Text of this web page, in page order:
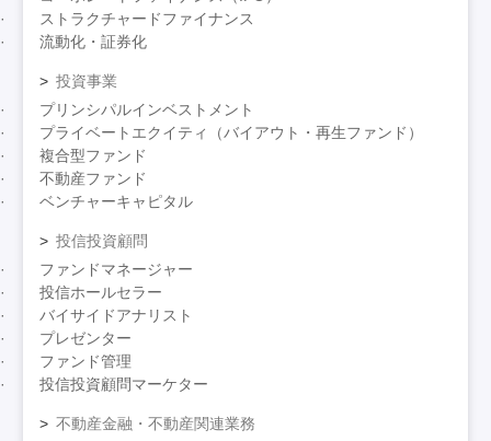
ストラクチャードファイナンス
流動化・証券化
投資事業
プリンシパルインベストメント
プライベートエクイティ（バイアウト・再生ファンド）
複合型ファンド
不動産ファンド
ベンチャーキャピタル
投信投資顧問
ファンドマネージャー
投信ホールセラー
バイサイドアナリスト
プレゼンター
ファンド管理
投信投資顧問マーケター
不動産金融・不動産関連業務